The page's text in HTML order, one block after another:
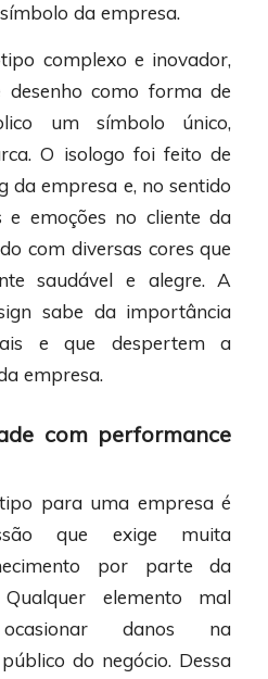
da empresa.
complexo e inovador,
como forma de
um símbolo único,
O isologo foi feito de
da empresa e, no sentido
e emoções no cliente da
com diversas cores que
saudável e alegre. A
sabe da importância
e que despertem a
empresa.
com performance
para uma empresa é
que exige muita
por parte da
elemento mal
danos na
do negócio. Dessa